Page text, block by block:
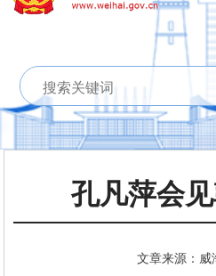
孔凡萍会
文章来源：威